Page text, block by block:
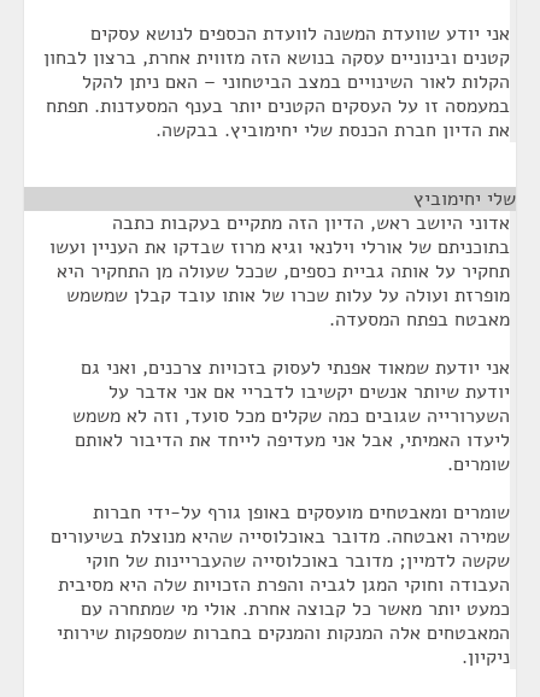
אני יודע שוועדת המשנה לוועדת הכספים לנושא עסקים
קטנים ובינוניים עסקה בנושא הזה מזווית אחרת, ברצון לבחון
הקלות לאור השינויים במצב הביטחוני – האם ניתן להקל
במעמסה זו על העסקים הקטנים יותר בענף המסעדנות. תפתח
את הדיון חברת הכנסת שלי יחימוביץ. בבקשה.
שלי יחימוביץ
אדוני היושב ראש, הדיון הזה מתקיים בעקבות כתבה
בתוכניתם של אורלי וילנאי וגיא מרוז שבדקו את העניין ועשו
תחקיר על אותה גביית כספים, שככל שעולה מן התחקיר היא
מופרזת ועולה על עלות שכרו של אותו עובד קבלן שמשמש
מאבטח בפתח המסעדה.
אני יודעת שמאוד אפנתי לעסוק בזכויות צרכנים, ואני גם
יודעת שיותר אנשים יקשיבו לדבריי אם אני אדבר על
השערורייה שגובים כמה שקלים מכל סועד, וזה לא משמש
ליעדו האמיתי, אבל אני מעדיפה לייחד את הדיבור לאותם
שומרים.
שומרים ומאבטחים מועסקים באופן גורף על-ידי חברות
שמירה ואבטחה. מדובר באוכלוסייה שהיא מנוצלת בשיעורים
שקשה לדמיין; מדובר באוכלוסייה שהעבריינות של חוקי
העבודה וחוקי המגן לגביה והפרת הזכויות שלה היא מסיבית
כמעט יותר מאשר כל קבוצה אחרת. אולי מי שמתחרה עם
המאבטחים אלה המנקות והמנקים בחברות שמספקות שירותי
ניקיון.